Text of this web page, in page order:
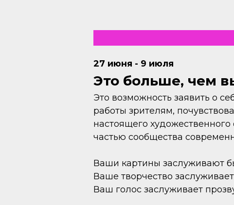
27 июня - 9 июля
Это больше, чем
Это возможность заявить о
работы зрителям,
настоящего художественного
частью сообщества
Ваши картины заслуживают
Ваше творчество
Ваш голос заслуживает